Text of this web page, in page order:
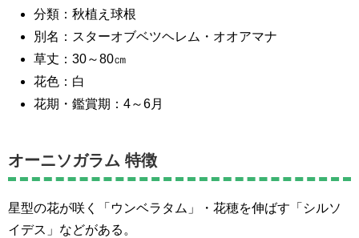
分類：秋植え球根
別名：スターオブベツヘレム・オオアマナ
草丈：30～80㎝
花色：白
花期・鑑賞期：4～6月
オーニソガラム 特徴
星型の花が咲く「ウンベラタム」・花穂を伸ばす「シルソ
イデス」などがある。